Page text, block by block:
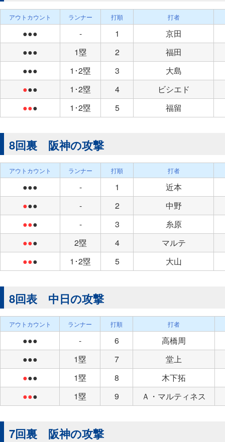
アウトカウント ランナー 打順 打者
●●● - 1
京田
●●●
1塁 2
福田
●●●
1･2塁 3
大島
●●● 1･2塁 4
ビシエド
●●● 1･2塁 5 福留
8回裏 阪神の攻撃
アウトカウント ランナー 打順 打者
●●● - 1
近本
●●● - 2
中野
●●● - 3
糸原
●●● 2塁 4
マルテ
●●● 1･2塁 5 大山
8回表 中日の攻撃
アウトカウント ランナー 打順 打者
●●● - 6
高橋周
●●●
1塁 7
堂上
●●● 1塁 8
木下拓
●●● 1塁 9 Ａ・マルティネス
7回裏 阪神の攻撃